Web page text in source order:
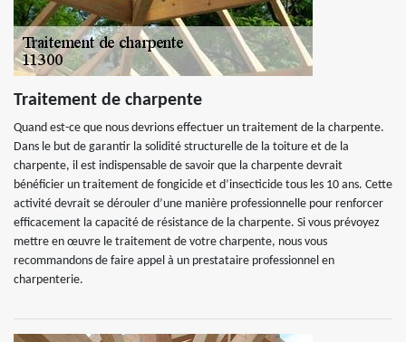
Traitement de charpente
Quand est-ce que nous devrions effectuer un traitement de la charpente.
Dans le but de garantir la solidité structurelle de la toiture et de la
charpente, il est indispensable de savoir que la charpente devrait
bénéficier un traitement de fongicide et d’insecticide tous les 10 ans. Cette
activité devrait se dérouler d’une manière professionnelle pour renforcer
efficacement la capacité de résistance de la charpente. Si vous prévoyez
mettre en œuvre le traitement de votre charpente, nous vous
recommandons de faire appel à un prestataire professionnel en
charpenterie.